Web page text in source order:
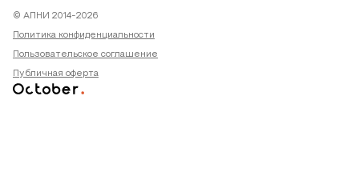
© АПНИ 2014-2026
Политика конфиденциальности
Пользовательское соглашение
Публичная оферта